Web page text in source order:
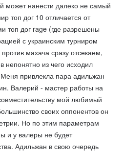
может нанести далеко не самый
топ дог 10 отличается от
топ дог rage (где разрешены
с украинским турниром
махача сразу отсекаем,
непонятно из чего исходил
привлекла пара адильжан
Валерий - мастер работы на
мой любимый
своих оппонентов он
Но по этим параметрам
и у валеры не будет
Адильжан в свою очередь